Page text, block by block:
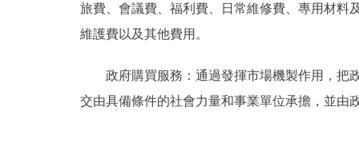
旅費、會議費、福利費、日常維修費、專用材料
維護費以及其他費用。
政府購買服務：通過發揮市場機製作用，把政
交由具備條件的社會力量和事業單位承擔，並由